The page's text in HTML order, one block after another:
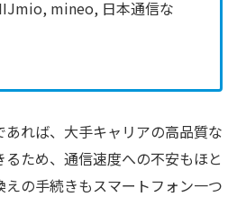
mineo, 日本通信な
れば、大手キャリアの高品質な
ため、通信速度への不安もほと
の手続きもスマートフォン一つ